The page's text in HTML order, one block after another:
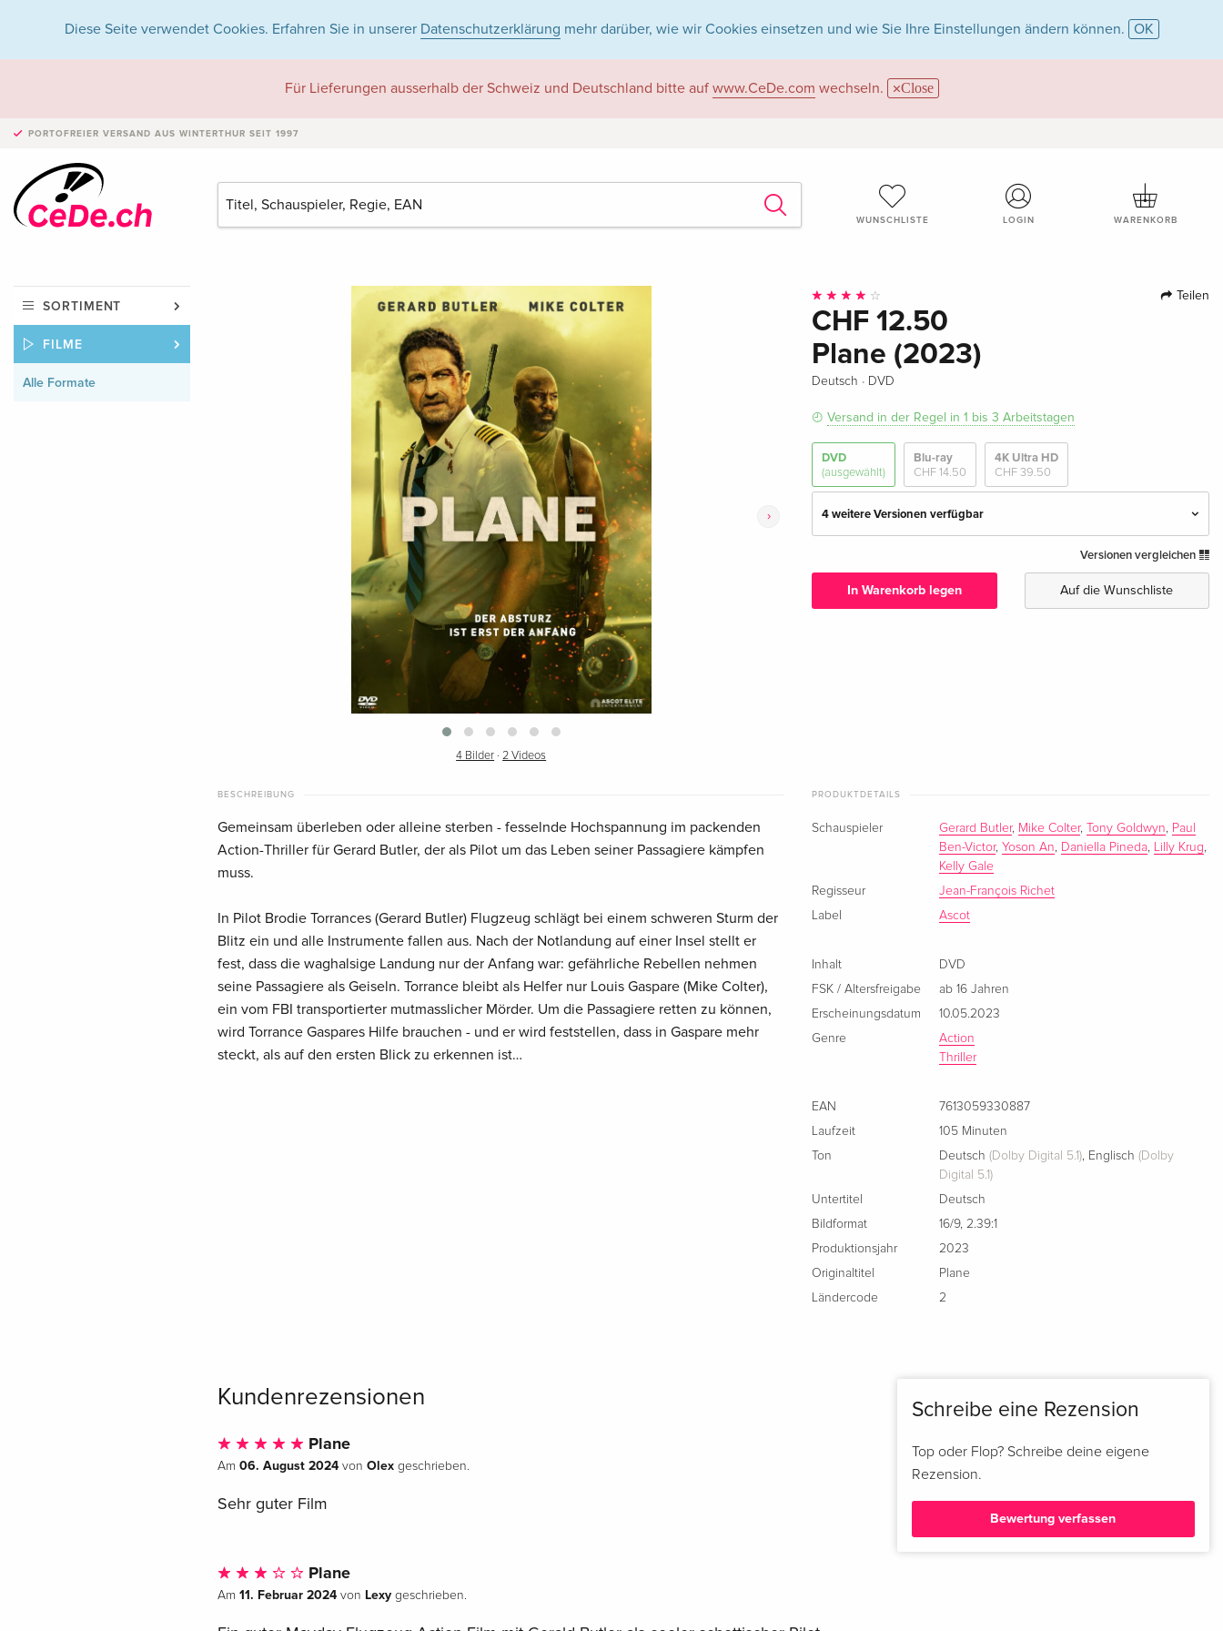
Diese Seite verwendet Cookies. Erfahren Sie in unserer Datenschutzerklärung mehr darüber, wie wir Cookies einsetzen und wie Sie Ihre Einstellungen ändern können. OK
Für Lieferungen ausserhalb der Schweiz und Deutschland bitte auf www.CeDe.com wechseln. Close
PORTOFREIER VERSAND AUS WINTERTHUR SEIT 1997
WUNSCHLISTE LOGIN WARENKORB
SORTIMENT
FILME
Alle Formate
›
4 Bilder ·2 Videos
Teilen
CHF 12.50
Plane (2023)
Deutsch · DVD
Versand in der Regel in 1 bis 3 Arbeitstagen
DVD
(ausgewählt)
Blu-ray
CHF 14.50
4K Ultra HD
CHF 39.50
4 weitere Versionen verfügbar
Deutsch
CHF 12.50
Italienisch
Versionen vergleichen
In Warenkorb legen Auf die Wunschliste
BESCHREIBUNG
Gemeinsam überleben oder alleine sterben - fesselnde Hochspannung im packenden
Action-Thriller für Gerard Butler, der als Pilot um das Leben seiner Passagiere kämpfen
muss.
In Pilot Brodie Torrances (Gerard Butler) Flugzeug schlägt bei einem schweren Sturm der
Blitz ein und alle Instrumente fallen aus. Nach der Notlandung auf einer Insel stellt er
fest, dass die waghalsige Landung nur der Anfang war: gefährliche Rebellen nehmen
seine Passagiere als Geiseln. Torrance bleibt als Helfer nur Louis Gaspare (Mike Colter),
ein vom FBI transportierter mutmasslicher Mörder. Um die Passagiere retten zu können,
wird Torrance Gaspares Hilfe brauchen - und er wird feststellen, dass in Gaspare mehr
steckt, als auf den ersten Blick zu erkennen ist…
PRODUKTDETAILS
Schauspieler Gerard Butler, Mike Colter, Tony Goldwyn, Paul
Ben-Victor, Yoson An, Daniella Pineda, Lilly Krug,
Kelly Gale
Regisseur
Jean-François Richet
Label
Ascot
Inhalt
DVD
FSK / Altersfreigabe
ab 16 Jahren
Erscheinungsdatum
10.05.2023
Genre
Action
Thriller
EAN
7613059330887
Laufzeit
105 Minuten
Ton
Deutsch (Dolby Digital 5.1), Englisch (Dolby
Digital 5.1)
Untertitel
Deutsch
Bildformat
16/9,2.39:1
Produktionsjahr
2023
Originaltitel
Plane
Ländercode
2
Kundenrezensionen
Plane
Am 06. August 2024von Olexgeschrieben.
Sehr guter Film
Plane
Am 11. Februar 2024von Lexygeschrieben.
Schreibe eine Rezension
Top oder Flop? Schreibe deine eigene
Rezension.
Bewertung verfassen